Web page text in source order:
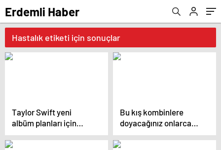
Erdemli Haber
Hastalık etiketi için sonuçlar
Taylor Swift yeni
albüm planları için
düğmeye bastığını
sosyal medyadan
Bu kış kombinlere
doyacağınız onlarca
model ve onlarca
detay.